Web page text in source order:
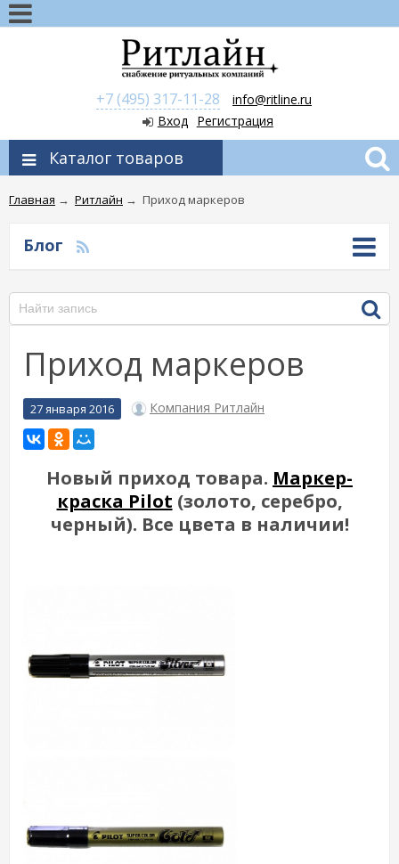
+7 (495) 317-11-28
info@ritline.ru
Вход
Регистрация
Каталог товаров
Главная → Ритлайн → Приход маркеров
Блог
Приход маркеров
27 января 2016 Компания Ритлайн
Новый приход товара. Маркер-
краска Pilot (золото, серебро,
черный). Все цвета в наличии!